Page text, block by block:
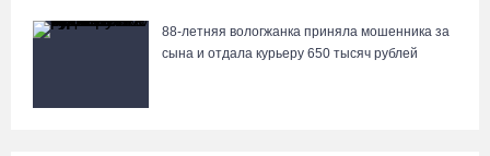
88-летняя вологжанка приняла мошенника за
сына и отдала курьеру 650 тысяч рублей